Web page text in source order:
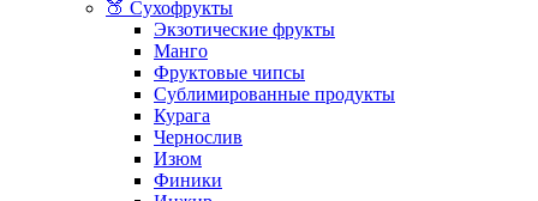
🍑 Сухофрукты
Экзотические фрукты
Манго
Фруктовые чипсы
Сублимированные продукты
Курага
Чернослив
Изюм
Финики